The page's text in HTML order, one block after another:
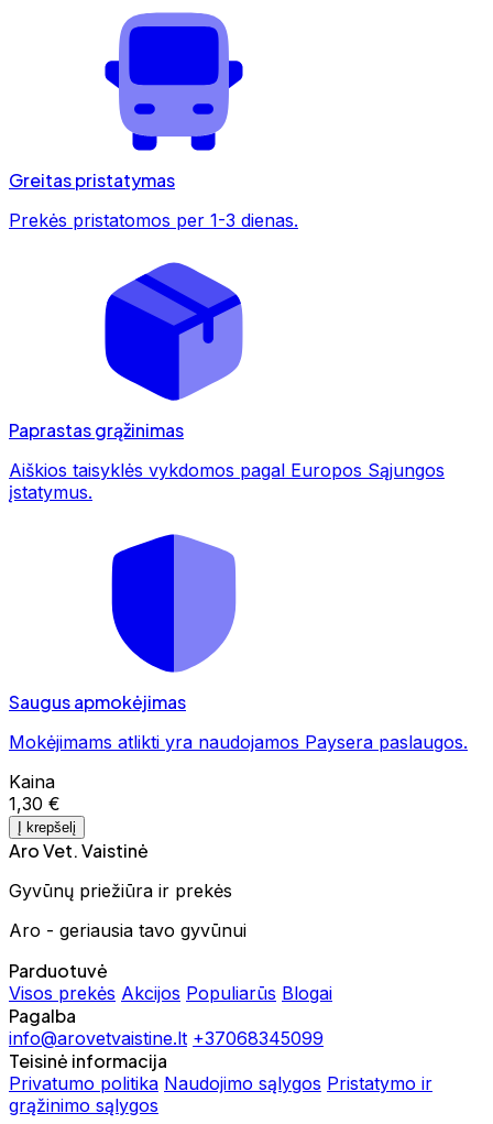
Greitas pristatymas
Prekės pristatomos per 1-3 dienas.
Paprastas grąžinimas
Aiškios taisyklės vykdomos pagal Europos Sąjungos
įstatymus.
Saugus apmokėjimas
Mokėjimams atlikti yra naudojamos Paysera paslaugos.
Kaina
1,30 €
Į krepšelį
Aro Vet. Vaistinė
Gyvūnų priežiūra ir prekės
Aro - geriausia tavo gyvūnui
Parduotuvė
Visos prekės Akcijos Populiarūs Blogai
Pagalba
info@arovetvaistine.lt +37068345099
Teisinė informacija
Privatumo politika Naudojimo sąlygos Pristatymo ir
grąžinimo sąlygos